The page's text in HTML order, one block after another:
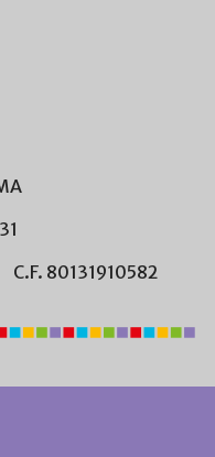
C.F. 80131910582